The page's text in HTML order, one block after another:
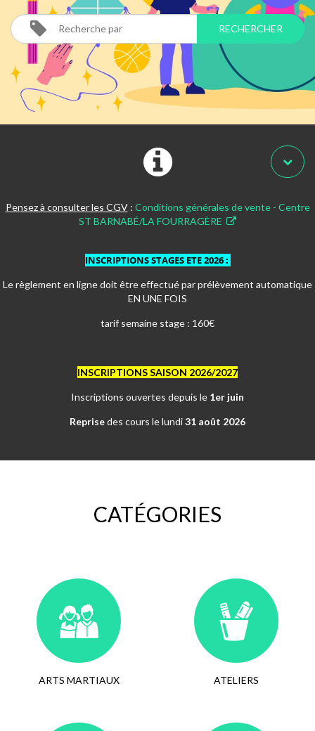
Pensez à consulter les CGV: Conditions générales de vente - Centre
ST BARNABÉ/LA FOURRAGÈRE
INSCRIPTIONS STAGES ETE 2026:
Le règlement en ligne doit être effectué par prélèvement automatique
EN UNE FOIS
tarif semaine stage : 160€
INSCRIPTIONS SAISON 2026/2027
Inscriptions ouvertes depuis le 1er juin
Reprisedes cours le lundi31 août 2026
CATÉGORIES
ARTS MARTIAUX ATELIERS